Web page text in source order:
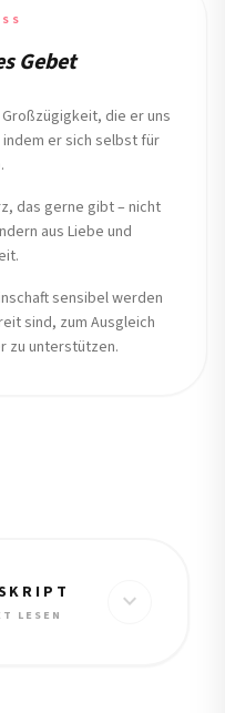
Gebet
die er uns
er sich selbst für
das gerne gibt – nicht
aus Liebe und
sensibel werden
sind, zum Ausgleich
zu unterstützen.
LESEN expand_more